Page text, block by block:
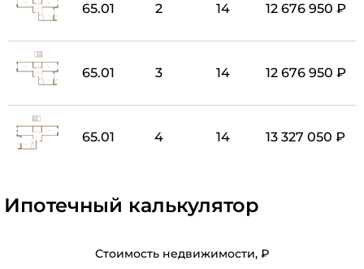
65.01 2 14 12 676 950 ₽
65.01 3 14 12 676 950 ₽
65.01 4 14 13 327 050 ₽
Ипотечный калькулятор
Стоимость недвижимости, ₽